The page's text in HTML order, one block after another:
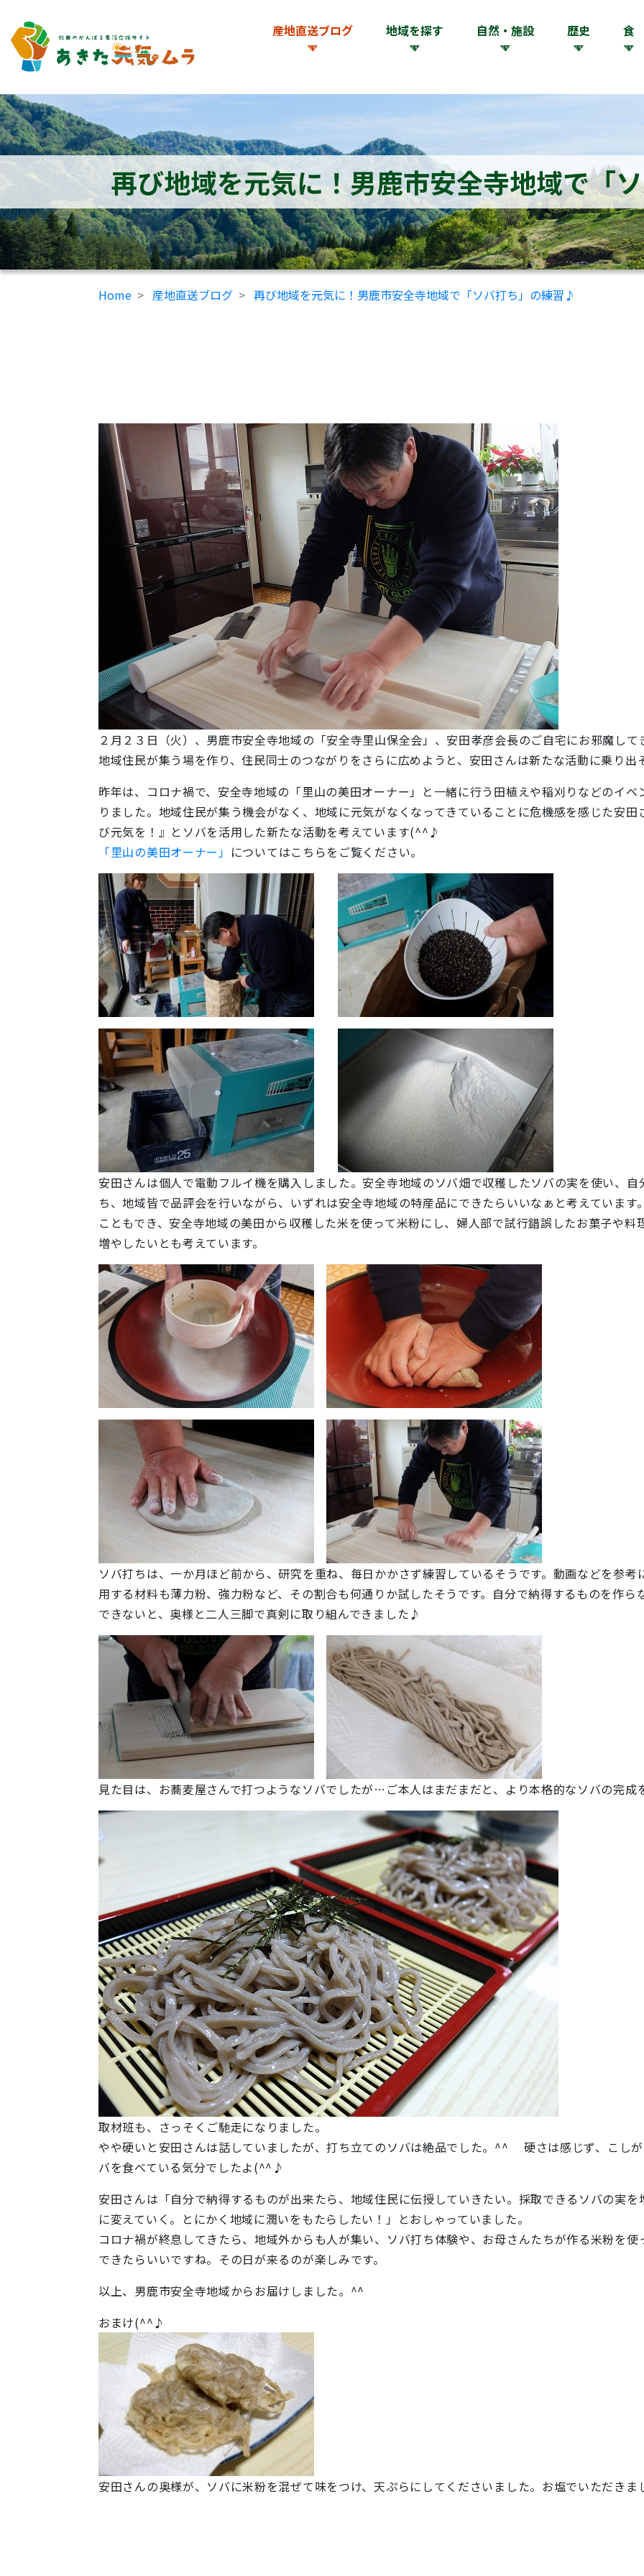
産地直送ブログ 地域を探す 自然・施設 歴史 食
再び地域を元気に！男鹿市安全寺地域で「
Home 産地直送ブログ 再び地域を元気に！男鹿市安全寺地域で「ソバ打ち」の練習♪
２月２３日（火）、男鹿市安全寺地域の「安全寺里山保全会」、安田孝彦会長のご自宅にお邪魔し
地域住民が集う場を作り、住民同士のつながりをさらに広めようと、安田さんは新たな活動に乗り出
昨年は、コロナ禍で、安全寺地域の「里山の美田オーナー」と一緒に行う田植えや稲刈りなどのイ
りました。地域住民が集う機会がなく、地域に元気がなくなってきていることに危機感を感じた安
び元気を！』とソバを活用した新たな活動を考えています(^^♪
「里山の美田オーナー」 についてはこちらをご覧ください。
安田さんは個人で電動フルイ機を購入しました。安全寺地域のソバ畑で収穫したソバの実を使い、
ち、地域皆で品評会を行いながら、いずれは安全寺地域の特産品にできたらいいなぁと考えています
こともでき、安全寺地域の美田から収穫した米を使って米粉にし、婦人部で試行錯誤したお菓子や
増やしたいとも考えています。
ソバ打ちは、一か月ほど前から、研究を重ね、毎日かかさず練習しているそうです。動画などを参
用する材料も薄力粉、強力粉など、その割合も何通りか試したそうです。自分で納得するものを作
できないと、奥様と二人三脚で真剣に取り組んできました♪
見た目は、お蕎麦屋さんで打つようなソバでしたが…ご本人はまだまだと、より本格的なソバの完成
取材班も、さっそくご馳走になりました。
やや硬いと安田さんは話していましたが、打ち立てのソバは絶品でした。^^ 硬さは感じず、こし
バを食べている気分でしたよ(^^♪
安田さんは「自分で納得するものが出来たら、地域住民に伝授していきたい。採取できるソバの実
に変えていく。とにかく地域に潤いをもたらしたい！」とおしゃっていました。
コロナ禍が終息してきたら、地域外からも人が集い、ソバ打ち体験や、お母さんたちが作る米粉を
できたらいいですね。その日が来るのが楽しみです。
以上、男鹿市安全寺地域からお届けしました。^^
おまけ(^^♪
安田さんの奥様が、ソバに米粉を混ぜて味をつけ、天ぷらにしてくださいました。お塩でいただき